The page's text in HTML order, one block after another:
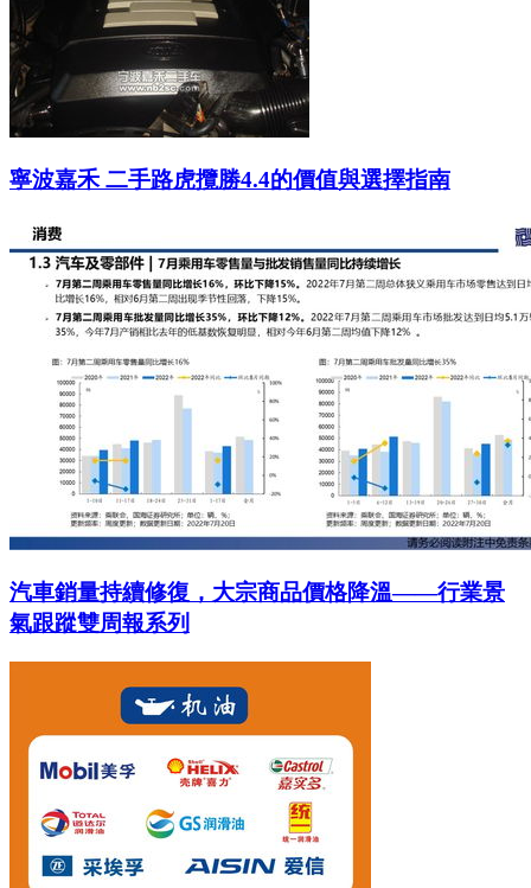
寧波嘉禾 二手路虎攬勝4.4的價值與選擇指南
汽車銷量持續修復，大宗商品價格降溫——行業景
氣跟蹤雙周報系列